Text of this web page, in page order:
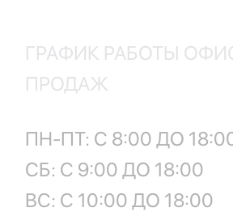
ГРАФИК РАБОТЫ
ПРОДАЖ
ПН-ПТ: С 8:00 ДО
СБ: С 9:00 ДО 18:00
ВС: С 10:00 ДО 18:00